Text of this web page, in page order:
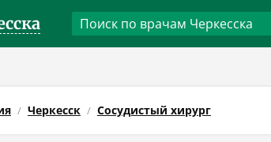
Черкесск Сосудистый хирург